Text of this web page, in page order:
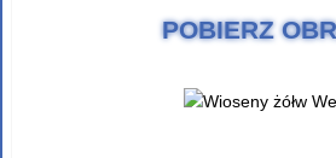
POBIERZ